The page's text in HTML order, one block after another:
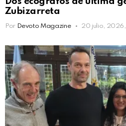
Zubizarreta
Por Devoto Magazine 20 julio,